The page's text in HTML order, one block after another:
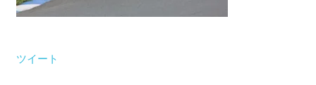
ツイート